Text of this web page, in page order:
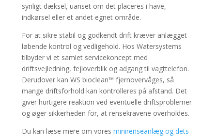
synligt dæksel, uanset om det placeres i have,
indkørsel eller et andet egnet område.
For at sikre stabil og godkendt drift kræver anlægget
løbende kontrol og vedligehold. Hos Watersystems
tilbyder vi et samlet servicekoncept med
driftsvejledning, fejloverblik og adgang til vagttelefon.
Derudover kan WS bioclean™ fjernovervåges, så
mange driftsforhold kan kontrolleres på afstand. Det
giver hurtigere reaktion ved eventuelle driftsproblemer
og øger sikkerheden for, at rensekravene overholdes.
Du kan læse mere om vores minirenseanlæg og dets